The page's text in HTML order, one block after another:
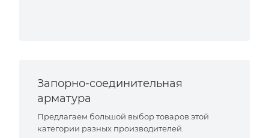
Запорно-соединительная
арматура
Предлагаем большой выбор товаров этой
категории разных производителей.